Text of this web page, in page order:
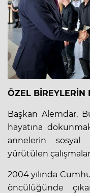
ÖZEL
Başkan Alemdar,
hayatına
annelerin
yürütülen
2004 yılında
öncülüğünde